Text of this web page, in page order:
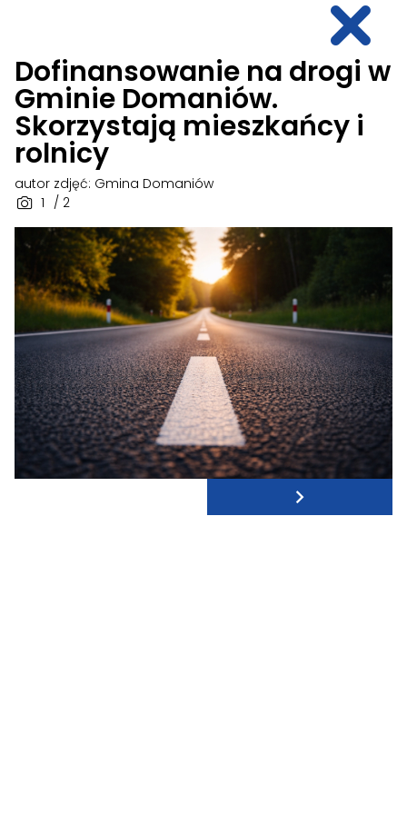
Dofinansowanie na drogi w
Gminie Domaniów.
Skorzystają mieszkańcy i
rolnicy
1 / 2
autor zdjęć: Gmina Domaniów